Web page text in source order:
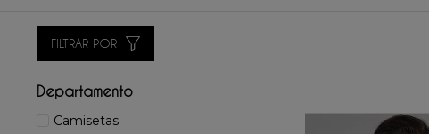
FILTRAR POR
Departamento
Camisetas